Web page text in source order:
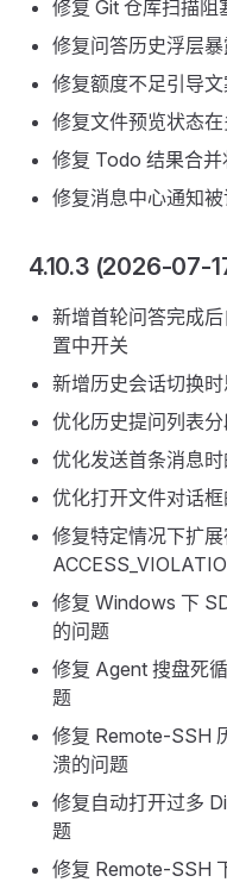
修复 Git 仓库扫描阻
修复问答历史浮层
修复额度不足引导
修复文件预览状态
修复 Todo 结果合
修复消息中心通知
4.10.3 (2026-07-
新增首轮问答完成
置中开关
新增历史会话切换
优化历史提问列表
优化发送首条消息
优化打开文件对话
修复特定情况下扩
修复 Windows 下
的问题
修复 Agent 搜盘死
题
修复 Remote-SSH
溃的问题
修复自动打开过多
题
修复 Remote-SSH